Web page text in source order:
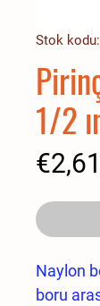
Stok
1/2
€2,61
Naylon
boru